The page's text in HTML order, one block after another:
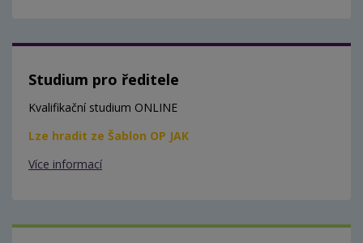
Studium pro ředitele
Kvalifikační studium ONLINE
Lze hradit ze Šablon OP JAK
Více informací